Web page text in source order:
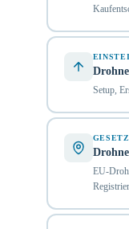
Setup,
EU-